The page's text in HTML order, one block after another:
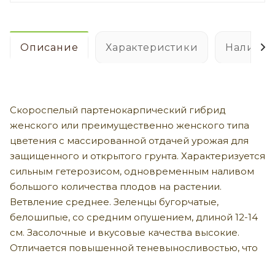
Описание Характеристики
Скороспелый партенокарпический гибрид
женского или преимущественно женского типа
цветения с массированной отдачей урожая для
защищенного и открытого грунта. Характеризуется
сильным гетерозисом, одновременным наливом
большого количества плодов на растении.
Ветвление среднее. Зеленцы бугорчатые,
белошипые, со средним опушением, длиной 12-14
см. Засолочные и вкусовые качества высокие.
Отличается повышенной теневыносливостью, что